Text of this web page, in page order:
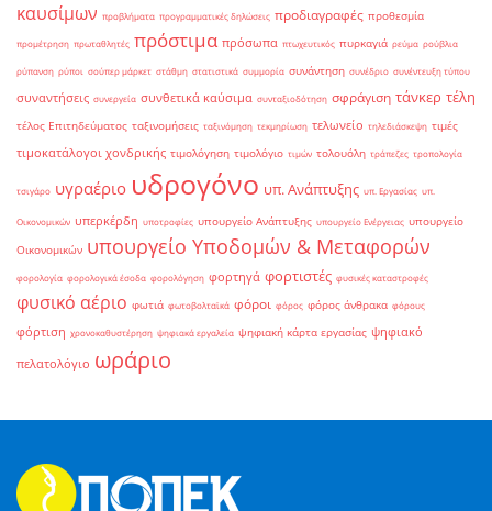
καυσίμων προβλήματα προγραμματικές δηλώσεις προδιαγραφές προθεσμία
προμέτρηση πρωταθλητές πρόστιμα πρόσωπα πτωχευτικός πυρκαγιά ρεύμα ρούβλια
ρύπανση ρύποι σούπερ μάρκετ στάθμη στατιστικά συμμορία συνάντηση συνέδριο συνέντευξη τύπου
συναντήσεις συνεργεία συνθετικά καύσιμα συνταξιοδότηση σφράγιση τάνκερ τέλη
τέλος Επιτηδεύματος ταξινομήσεις ταξινόμηση τεκμηρίωση τελωνείο τηλεδιάσκεψη τιμές
τιμοκατάλογοι χονδρικής τιμολόγηση τιμολόγιο τιμών τολουόλη τράπεζες τροπολογία
τσιγάρο υγραέριο υδρογόνο υπ. Ανάπτυξης υπ. Εργασίας υπ.
Οικονομικών υπερκέρδη υποτροφίες υπουργείο Ανάπτυξης υπουργείο Ενέργειας υπουργείο
Οικονομικών υπουργείο Υποδομών & Μεταφορών
φορολογία φορολογικά έσοδα φορολόγηση φορτηγά φορτιστές φυσικές καταστροφές
φυσικό αέριο φωτιά φωτοβολταϊκά φόροι φόρος φόρος άνθρακα φόρους
φόρτιση χρονοκαθυστέρηση ψηφιακά εργαλεία ψηφιακή κάρτα εργασίας ψηφιακό
πελατολόγιο ωράριο